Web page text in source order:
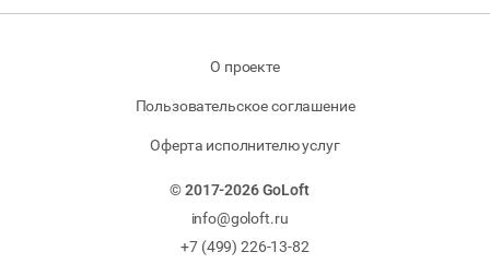
О проекте
Пользовательское соглашение
Оферта исполнителю услуг
© 2017-2026 GoLoft
info@goloft.ru
+7 (499) 226-13-82